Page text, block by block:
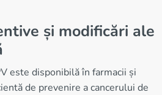
și modificări ale
este disponibilă în farmacii și
de prevenire a cancerului de